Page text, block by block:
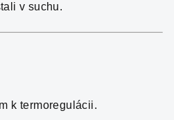
v suchu.
k termoregulácii.